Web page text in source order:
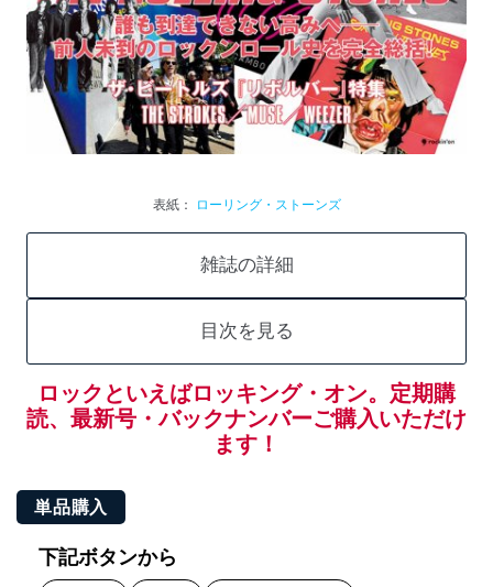
表紙： ローリング・ストーンズ
雑誌の詳細
目次を見る
ロックといえばロッキング・オン。定期購
読、最新号・バックナンバーご購入いただけ
ます！
単品購入
下記ボタンから